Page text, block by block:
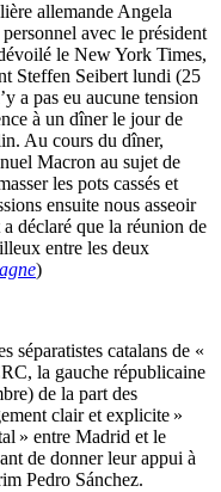
allemande Angela
avec le président
le New York Times,
Steffen Seibert lundi (25
a pas eu aucune tension
à un dîner le jour de
Au cours du dîner,
Macron au sujet de
les pots cassés et
ensuite nous asseoir
déclaré que la réunion de
entre les deux
)
séparatistes catalans de «
la gauche républicaine
de la part des
clair et explicite »
» entre Madrid et le
de donner leur appui à
Pedro Sánchez.